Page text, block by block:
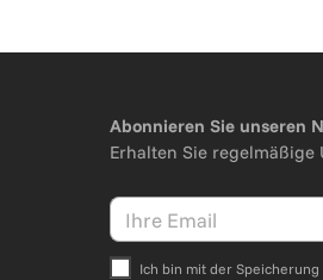
Abonnieren Sie unseren
Erhalten Sie regelmäßige
Ich bin mit der